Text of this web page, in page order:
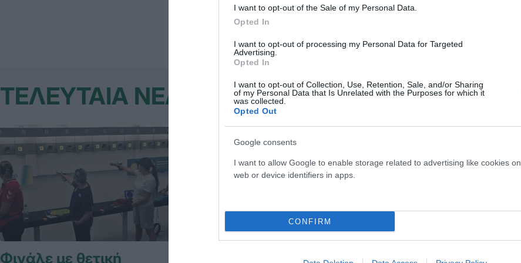
I want to opt-out of the Sale of my Personal Data.
Opted In
I want to opt-out of processing my Personal Data for Targeted
Advertising.
Opted In
I want to opt-out of Collection, Use, Retention, Sale, and/or Sharing
of my Personal Data that Is Unrelated with the Purposes for which it
was collected.
Opted Out
Google consents
I want to allow Google to enable storage related to advertising like cookies on
web or device identifiers in apps.
CONFIRM
ΤΕΛΕΥΤΑΙΑ ΝΕΑ
Φινάλε με θετική
PANATHINAIKOS